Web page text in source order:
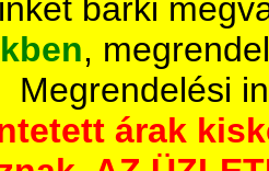
bárki
,
Megrendelési
árak